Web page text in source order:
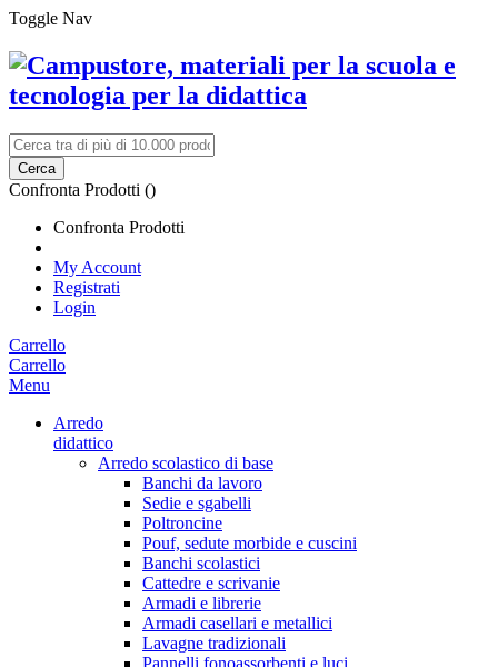
Toggle Nav
Cerca
Confronta Prodotti ()
Confronta Prodotti
My Account
Registrati
Login
Carrello
Carrello
Menu
Arredo
didattico
Arredo scolastico di base
Banchi da lavoro
Sedie e sgabelli
Poltroncine
Pouf, sedute morbide e cuscini
Banchi scolastici
Cattedre e scrivanie
Armadi e librerie
Armadi casellari e metallici
Lavagne tradizionali
Pannelli fonoassorbenti e luci